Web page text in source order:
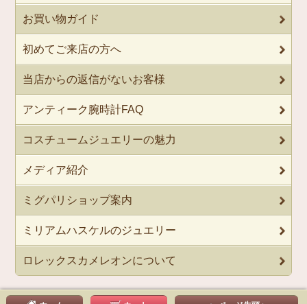
お買い物ガイド
初めてご来店の方へ
当店からの返信がないお客様
アンティーク腕時計FAQ
コスチュームジュエリーの魅力
メディア紹介
ミグパリショップ案内
ミリアムハスケルのジュエリー
ロレックスカメレオンについて